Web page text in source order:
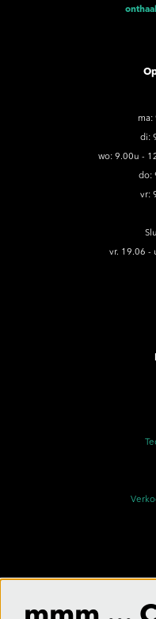
ma:
di:
wo: 9.00u -
do:
vr:
vr. 19.06 -